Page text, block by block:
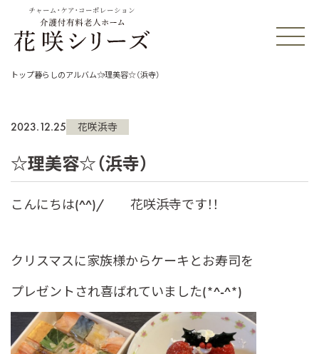
チャーム・ケア・コーポレーション
トップ暮らしのアルバム☆理美容☆（浜寺）
2023.12.25 花咲浜寺
☆理美容☆（浜寺）
こんにちは(^^)/ 花咲浜寺です！！
クリスマスに家族様からケーキとお寿司を
プレゼントされ喜ばれていました(*^-^*)